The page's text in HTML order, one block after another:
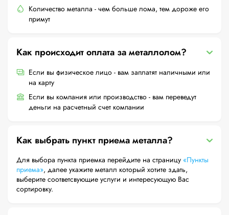
Количество металла - чем больше лома, тем дороже его
примут
Как происходит оплата за металлолом?
Если вы физическое лицо - вам заплатят наличными или
на карту
Если вы компания или производство - вам переведут
деньги на расчетный счет компании
Как выбрать пункт приема металла?
Для выбора пункта приемка перейдите на страницу «Пункты
приема», далее укажите металл который хотите здать,
выберите соответсвующие услуги и интересующую Вас
сортировку.